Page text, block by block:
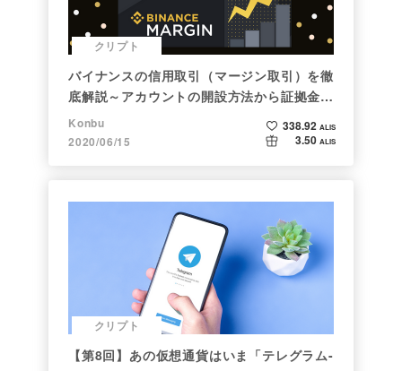
クリプト
バイナンスの信用取引（マージン取引）を徹
底解説～アカウントの開設方法から証拠金計
算例まで～
Konbu
2020/06/15
338.92 ALIS
3.50 ALIS
クリプト
【第8回】あの仮想通貨はいま「テレグラム-